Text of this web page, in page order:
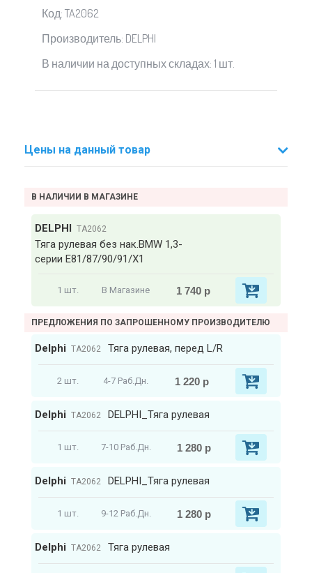
Код: TA2062
Производитель: DELPHI
В наличии на доступных складах: 1 шт.
Цены на данный товар
В НАЛИЧИИ В МАГАЗИНЕ
DELPHI TA2062
Тяга рулевая без нак.BMW 1,3-
серии E81/87/90/91/X1
1 шт. В Магазине 1 740 р
ПРЕДЛОЖЕНИЯ ПО ЗАПРОШЕННОМУ ПРОИЗВОДИТЕЛЮ
Delphi TA2062 Тяга рулевая, перед L/R
2 шт. 4-7 Раб.Дн. 1 220 р
Delphi TA2062 DELPHI_Тяга рулевая
1 шт. 7-10 Раб.Дн. 1 280 р
Delphi TA2062 DELPHI_Тяга рулевая
1 шт. 9-12 Раб.Дн. 1 280 р
Delphi TA2062 Тяга рулевая